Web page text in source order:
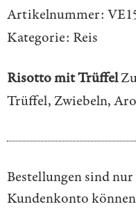
Artikelnummer:
Kategorie: Reis
Risotto mit Trüffel
Trüffel, Zwiebeln,
Bestellungen sind
Kundenkonto